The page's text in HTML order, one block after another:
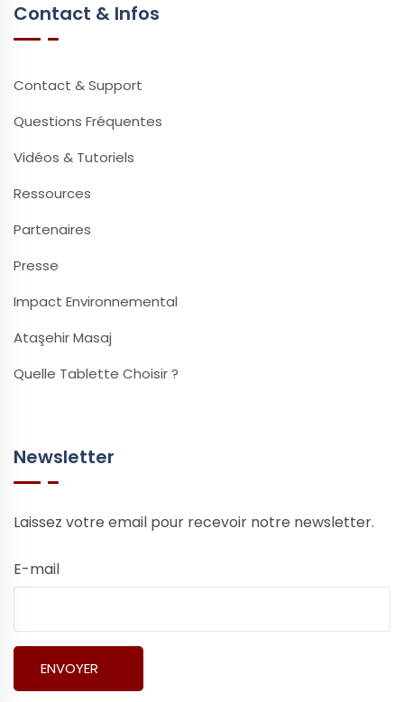
Contact & Infos
Contact & Support
Questions Fréquentes
Vidéos & Tutoriels
Ressources
Partenaires
Presse
Impact Environnemental
Ataşehir Masaj
Quelle Tablette Choisir ?
Newsletter
Laissez votre email pour recevoir notre newsletter.
E-mail